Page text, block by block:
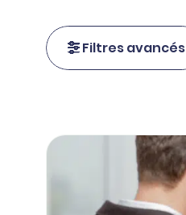
Filtres avancés